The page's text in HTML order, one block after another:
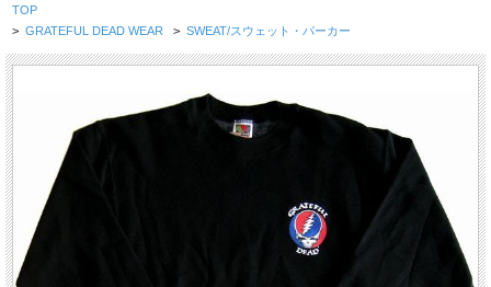
TOP
> GRATEFUL DEAD WEAR > SWEAT/スウェット・パーカー